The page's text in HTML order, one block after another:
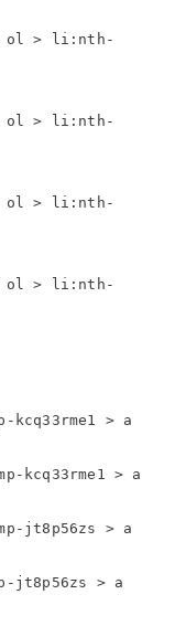
> ol > li:nth-
> ol > li:nth-
> ol > li:nth-
> ol > li:nth-
kcq33rme1 > a
kcq33rme1 > a
jt8p56zs > a
jt8p56zs > a